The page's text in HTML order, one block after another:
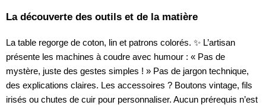
La découverte des outils et de la matière
La table regorge de coton, lin et patrons colorés. ✨ L’artisan
présente les machines à coudre avec humour : « Pas de
mystère, juste des gestes simples ! » Pas de jargon technique,
des explications claires. Les accessoires ? Boutons vintage, fils
irisés ou chutes de cuir pour personnaliser. Aucun prérequis n’est